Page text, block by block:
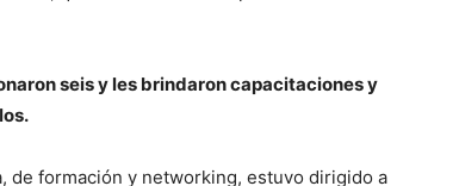
seis y les brindaron capacitaciones y
de formación y networking, estuvo dirigido a